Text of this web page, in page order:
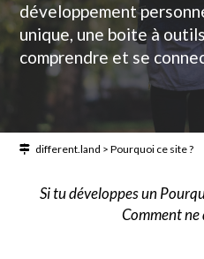
développement
unique, une boite à
comprendre et se
different.land >Pourquoi ce site ?
Si tu développes un
Comment ne